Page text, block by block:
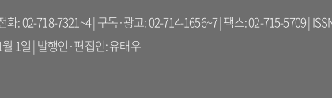
: 02-718-7321~4 | 구독·광고: 02-714-1656~7 | 팩스: 02-715-5709 |
1일 | 발행인·편집인: 유태우